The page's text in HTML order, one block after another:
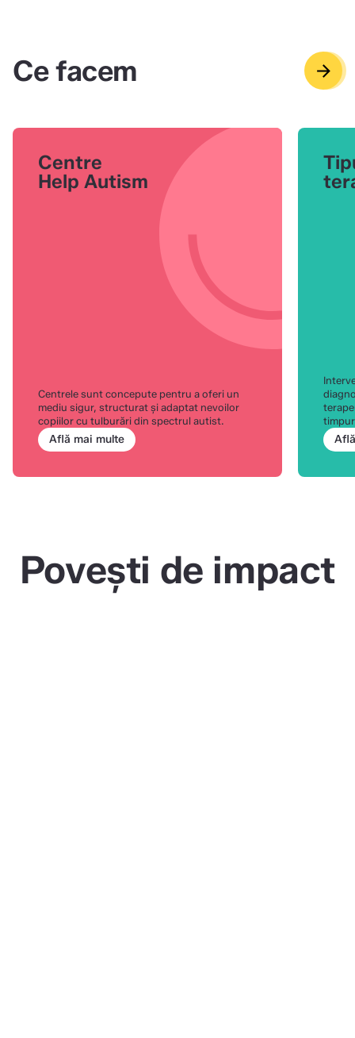
Ce facem arrow_back
arrow_forward
Centre
Help Autism
Centrele sunt concepute pentru a oferi un
mediu sigur, structurat și adaptat nevoilor
copiilor cu tulburări din spectrul autist.
Află mai multe
Povești de impact